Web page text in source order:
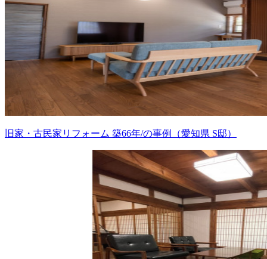
旧家・古民家リフォーム 築66年/の事例（愛知県 S邸）